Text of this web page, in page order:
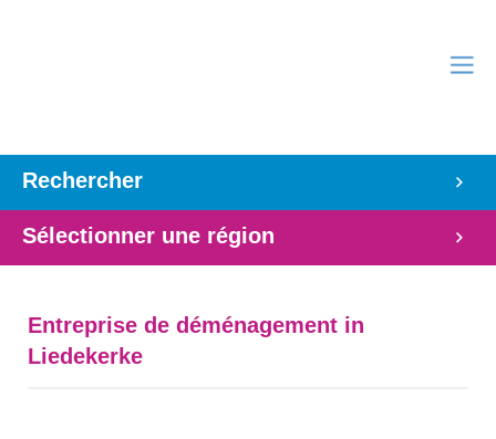
Rechercher
Sélectionner une région
Entreprise de déménagement in
Liedekerke